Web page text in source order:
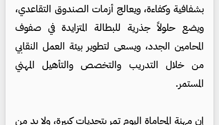
بشفافية وكفاءة، ويعالج أزمات الصندوق التقاعدي،
ويضع حلولاً جذرية للبطالة المتزايدة في صفوف
المحامين الجدد، ويسعى لتطوير بيئة العمل النقابي
من خلال التدريب والتخصص والتأهيل المهني
المستمر.
إن مهنة المحاماة اليوم تمر بتحديات كبيرة، ولا بد من